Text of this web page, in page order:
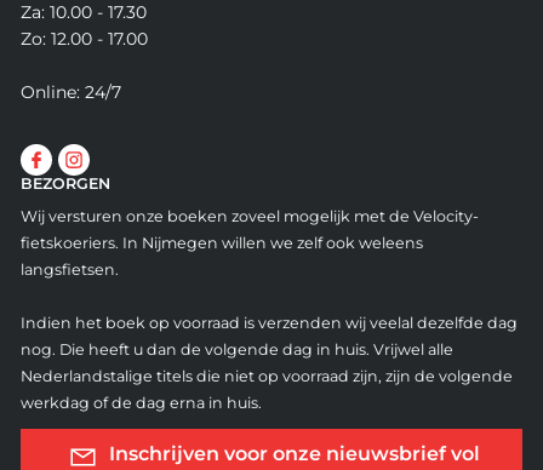
Za: 10.00 - 17.30
Zo: 12.00 - 17.00
Online: 24/7
BEZORGEN
Wij versturen onze boeken zoveel mogelijk met de Velocity-
fietskoeriers. In Nijmegen willen we zelf ook weleens
langsfietsen.
Indien het boek op voorraad is verzenden wij veelal dezelfde dag
nog. Die heeft u dan de volgende dag in huis. Vrijwel alle
Nederlandstalige titels die niet op voorraad zijn, zijn de volgende
werkdag of de dag erna in huis.
Inschrijven voor onze nieuwsbrief vol